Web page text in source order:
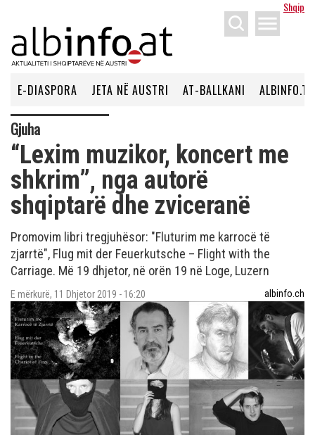
Shqip
menu
E-DIASPORA JETA NË AUSTRI AT-BALLKANI ALBINFO.TV
Gjuha
“Lexim muzikor, koncert me
shkrim”, nga autorë
shqiptarë dhe zviceranë
Promovim libri tregjuhësor: "Fluturim me karrocë të
zjarrtë", Flug mit der Feuerkutsche – Flight with the
Carriage. Më 19 dhjetor, në orën 19 në Loge, Luzern
E mërkurë, 11 Dhjetor 2019 - 16:20 albinfo.ch